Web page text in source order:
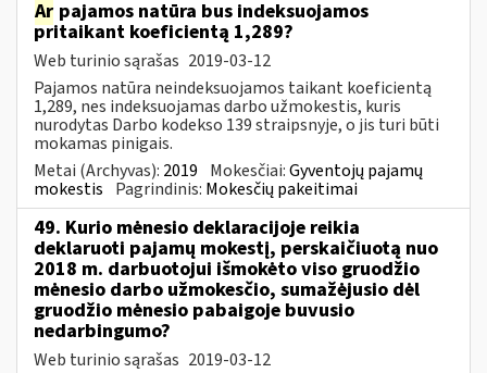
Ar pajamos natūra bus indeksuojamos
pritaikant koeficientą 1,289?
Web turinio sąrašas 2019-03-12
Pajamos natūra neindeksuojamos taikant koeficientą
1,289, nes indeksuojamas darbo užmokestis, kuris
nurodytas Darbo kodekso 139 straipsnyje, o jis turi būti
mokamas pinigais.
Metai (Archyvas): 2019 Mokesčiai:Gyventojų pajamų
mokestis Pagrindinis: Mokesčių pakeitimai
49. Kurio mėnesio deklaracijoje reikia
deklaruoti pajamų mokestį, perskaičiuotą nuo
2018 m. darbuotojui išmokėto viso gruodžio
mėnesio darbo užmokesčio, sumažėjusio dėl
gruodžio mėnesio pabaigoje buvusio
nedarbingumo?
Web turinio sąrašas 2019-03-12